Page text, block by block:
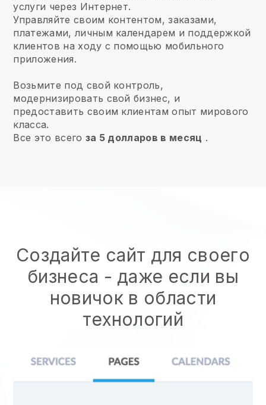
услуги через Интернет.
Управляйте своим контентом, заказами,
платежами, личным календарем и поддержкой
клиентов на ходу с помощью мобильного
приложения.
Возьмите под свой контроль,
модернизировать свой бизнес, и
предоставить своим клиентам опыт мирового
класса.
Все это всего за 5 долларов в месяц .
Создайте сайт для своего
бизнеса - даже если вы
новичок в области
технологий